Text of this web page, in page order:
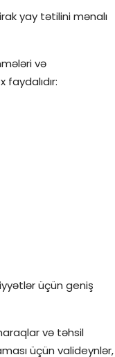
yay tətilini mənalı
və
faydalıdır:
üçün geniş
və təhsil
üçün valideynlər,